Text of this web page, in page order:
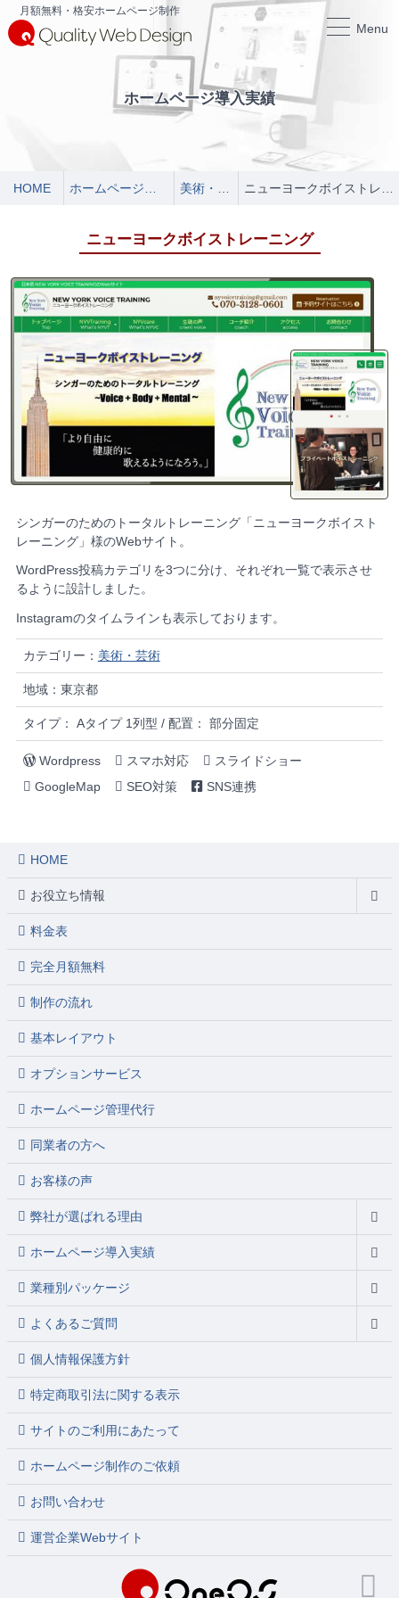
月額無料・格安ホームページ制作
Menu
ホームページ導入実績
HOME
ニューヨークボイストレーニング
シンガーのためのトータルトレーニング「ニューヨークボイスト
レーニング」様のWebサイト。
WordPress投稿カテゴリを3つに分け、それぞれ一覧で表示させ
るように設計しました。
Instagramのタイムラインも表示しております。
カテゴリー： 美術・芸術
地域：東京都
タイプ： Aタイプ 1列型 / 配置： 部分固定
Wordpress スマホ対応
スライドショー
GoogleMap
SEO対策 SNS連携
HOME
お役立ち情報
料金表
完全月額無料
制作の流れ
基本レイアウト
オプションサービス
ホームページ管理代行
同業者の方へ
お客様の声
弊社が選ばれる理由
ホームページ導入実績
業種別パッケージ
よくあるご質問
個人情報保護方針
特定商取引法に関する表示
サイトのご利用にあたって
ホームページ制作のご依頼
お問い合わせ
運営企業Webサイト